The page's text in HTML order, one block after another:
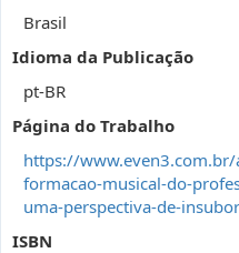
Brasil
Idioma da Publicação
pt-BR
Página do Trabalho
https://
formacao-musical-do-
uma-perspectiva-de-
ISBN